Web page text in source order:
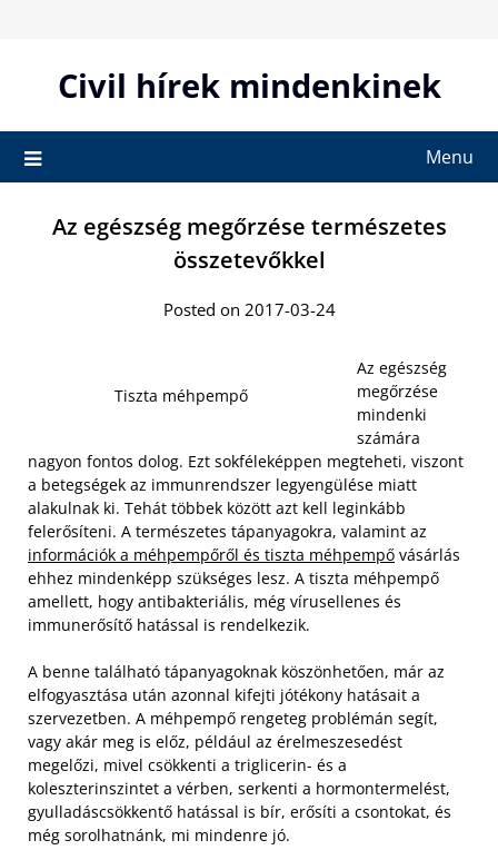
contentCivil hírek mindenkinek
Menu
Az egészség megőrzése természetes
összetevőkkel
Posted on 2017-03-24
Tiszta méhpempő
Az egészség
megőrzése
mindenki
számára
nagyon fontos dolog. Ezt sokféleképpen megteheti, viszont
a betegségek az immunrendszer legyengülése miatt
alakulnak ki. Tehát többek között azt kell leginkább
felerősíteni. A természetes tápanyagokra, valamint az
információk a méhpempőről és tiszta méhpempő vásárlás
ehhez mindenképp szükséges lesz. A tiszta méhpempő
amellett, hogy antibakteriális, még vírusellenes és
immunerősítő hatással is rendelkezik.
A benne található tápanyagoknak köszönhetően, már az
elfogyasztása után azonnal kifejti jótékony hatásait a
szervezetben. A méhpempő rengeteg problémán segít,
vagy akár meg is előz, például az érelmeszesedést
megelőzi, mivel csökkenti a triglicerin- és a
koleszterinszintet a vérben, serkenti a hormontermelést,
gyulladáscsökkentő hatással is bír, erősíti a csontokat, és
még sorolhatnánk, mi mindenre jó.